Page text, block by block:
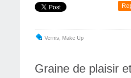
Vernis Make Up
Graine de plaisir